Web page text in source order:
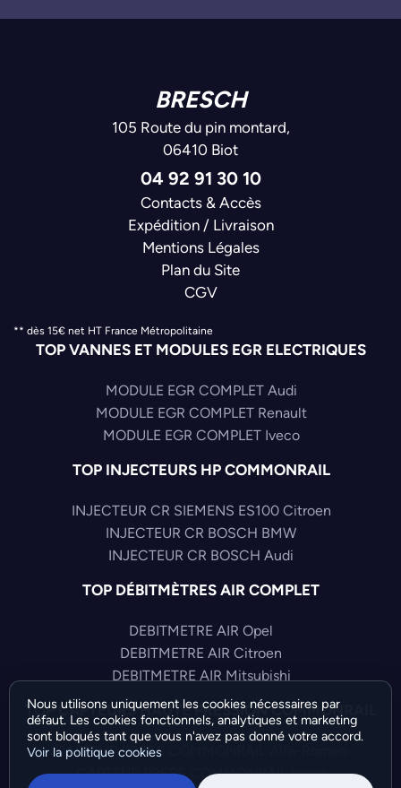
BRESCH
105 Route du pin montard,
06410 Biot
04 92 91 30 10
Contacts & Accès
Expédition / Livraison
Mentions Légales
Plan du Site
CGV
** dès 15€ net HT France Métropolitaine
TOP VANNES ET MODULES EGR ELECTRIQUES
MODULE EGR COMPLET Audi
MODULE EGR COMPLET Renault
MODULE EGR COMPLET Iveco
TOP INJECTEURS HP COMMONRAIL
INJECTEUR CR SIEMENS ES100 Citroen
INJECTEUR CR BOSCH BMW
INJECTEUR CR BOSCH Audi
TOP DÉBITMÈTRES AIR COMPLET
DEBITMETRE AIR Opel
DEBITMETRE AIR Citroen
DEBITMETRE AIR Mitsubishi
TOP CAPTEURS HAUTE PRESSION COMMONRAIL
CAPTEUR PRESS COMMONRAIL Alfa-Romeo
CAPTEUR PRESS COMMONRAIL Iveco
Nous utilisons uniquement les cookies nécessaires par
défaut. Les cookies fonctionnels, analytiques et marketing
sont bloqués tant que vous n'avez pas donné votre accord.
Voir la politique cookies